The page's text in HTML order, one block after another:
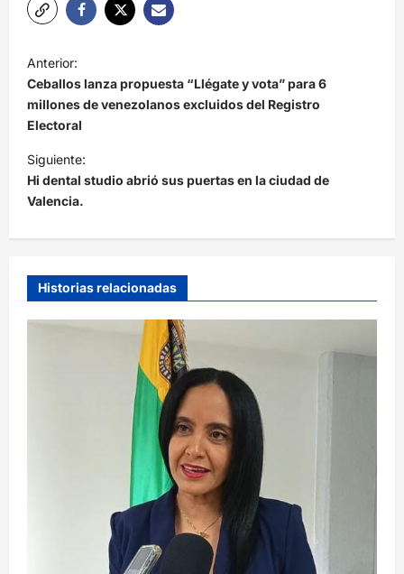
a
v
e
g
a
ó
n
Anterior:
Ceballos lanza propuesta “Llégate y vota” para 6
millones de venezolanos excluidos del Registro
Electoral
Siguiente:
Hi dental studio abrió sus puertas en la ciudad de
Valencia.
Historias relacionadas